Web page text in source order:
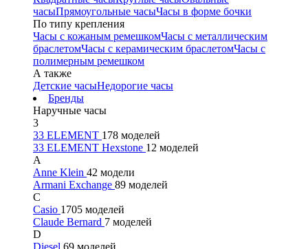
часыПрямоугольные часыЧасы в форме бочки
По типу крепления
Часы с кожаным ремешкомЧасы с металлическим
браслетомЧасы с керамическим браслетомЧасы с
полимерным ремешком
А также
Детские часыНедорогие часы
Бренды
Наручные часы
3
33 ELEMENT 178 моделей
33 ELEMENT Hexstone 12 моделей
A
Anne Klein 42 модели
Armani Exchange 89 моделей
C
Casio 1705 моделей
Claude Bernard 7 моделей
D
Diesel 69 моделей